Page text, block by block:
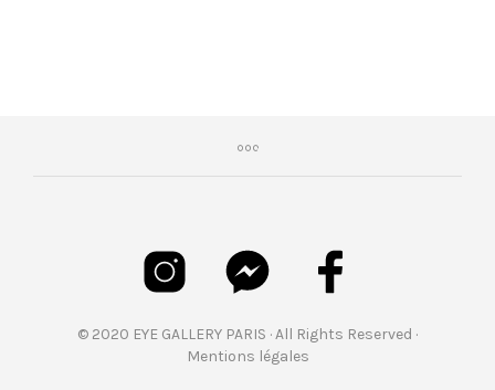
© 2020 EYE GALLERY PARIS · All Rights Reserved ·
Mentions légales